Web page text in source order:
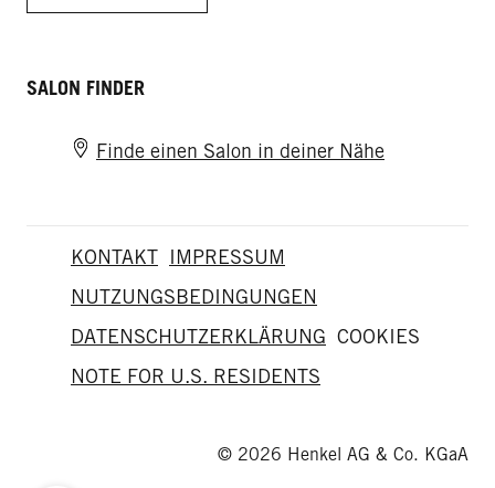
SALON FINDER
Finde einen Salon in deiner Nähe
KONTAKT IMPRESSUM
NUTZUNGSBEDINGUNGEN
DATENSCHUTZERKLÄRUNG COOKIES
NOTE FOR U.S. RESIDENTS
© 2026 Henkel AG & Co. KGaA